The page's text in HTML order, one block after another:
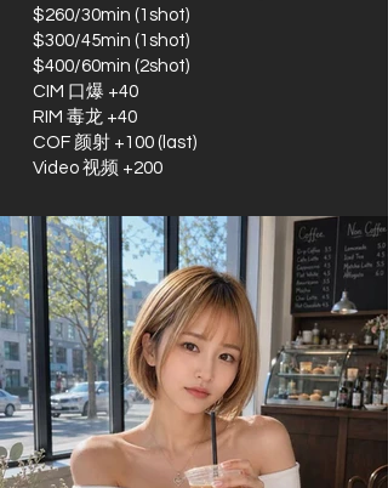
$260/30min (1shot)
$300/45min (1shot)
$400/60min (2shot)
CIM 口爆 +40
RIM 毒龙 +40
COF 颜射 +100 (last)
Video 视频 +200